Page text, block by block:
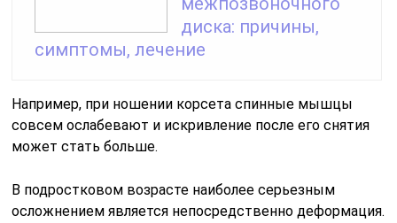
диска: причины,
симптомы, лечение
Например, при ношении корсета спинные мышцы
совсем ослабевают и искривление после его снятия
может стать больше.
В подростковом возрасте наиболее серьезным
осложнением является непосредственно деформация.